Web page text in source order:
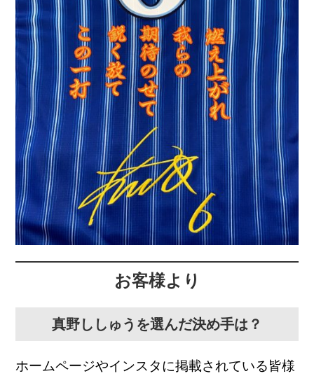
お客様より
真野ししゅうを選んだ決め手は？
ホームページやインスタに掲載されている皆様